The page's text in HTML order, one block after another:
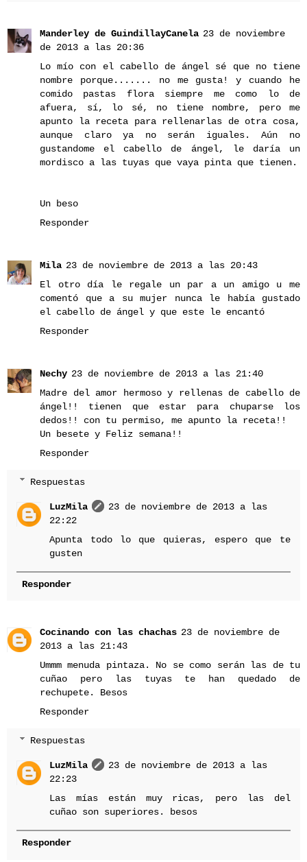
Manderley de GuindillayCanela 23 de noviembre
de 2013 a las 20:36
Lo mío con el cabello de ángel sé que no tiene
nombre porque....... no me gusta! y cuando he
comido pastas flora siempre me como lo de
afuera, sí, lo sé, no tiene nombre, pero me
apunto la receta para rellenarlas de otra cosa,
aunque claro ya no serán iguales. Aún no
gustandome el cabello de ángel, le daría un
mordisco a las tuyas que vaya pinta que tienen.
Un beso
Responder
Mila 23 de noviembre de 2013 a las 20:43
El otro día le regale un par a un amigo u me
comentó que a su mujer nunca le había gustado
el cabello de ángel y que este le encantó
Responder
Nechy 23 de noviembre de 2013 a las 21:40
Madre del amor hermoso y rellenas de cabello de
ángel!! tienen que estar para chuparse los
dedos!! con tu permiso, me apunto la receta!!
Un besete y Feliz semana!!
Responder
Respuestas
LuzMila
23 de noviembre de 2013 a las
22:22
Apunta todo lo que quieras, espero que te
gusten
Responder
Cocinando con las chachas 23 de noviembre de
2013 a las 21:43
Ummm menuda pintaza. No se como serán las de tu
cuñao pero las tuyas te han quedado de
rechupete. Besos
Responder
Respuestas
LuzMila
23 de noviembre de 2013 a las
22:23
Las mías están muy ricas, pero las del
cuñao son superiores. besos
Responder